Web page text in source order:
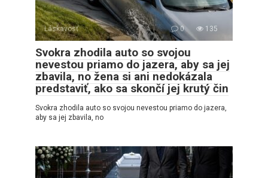
Láskavosť 0 135
Svokra zhodila auto so svojou
nevestou priamo do jazera, aby sa jej
zbavila, no žena si ani nedokázala
predstaviť, ako sa skončí jej krutý čin
Svokra zhodila auto so svojou nevestou priamo do jazera,
aby sa jej zbavila, no